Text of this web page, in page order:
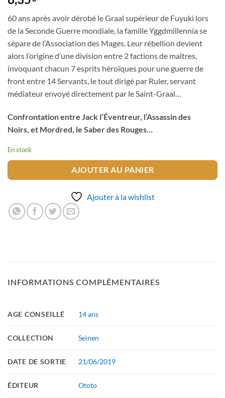
60 ans après avoir dérobé le Graal supérieur de Fuyuki lors
de la Seconde Guerre mondiale, la famille Yggdmillennia se
sépare de l’Association des Mages. Leur rébellion devient
alors l’origine d’une division entre 2 factions de maîtres,
invoquant chacun 7 esprits héroïques pour une guerre de
front entre 14 Servants, le tout dirigé par Ruler, servant
médiateur envoyé directement par le Saint-Graal…
Confrontation entre Jack l’Éventreur, l’Assassin des
Noirs, et Mordred, le Saber des Rouges…
En stock
AJOUTER AU PANIER
Ajouter à la wishlist
INFORMATIONS COMPLÉMENTAIRES
AGE CONSEILLÉ 14 ans
COLLECTION Seinen
DATE DE SORTIE 21/06/2019
ÉDITEUR Ototo